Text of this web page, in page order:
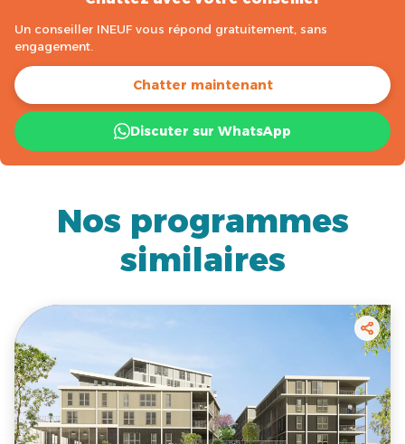
Un conseiller INEUF vous répond gratuitement, sans
engagement.
Chatter maintenant
Discuter sur WhatsApp
Nos programmes
similaires